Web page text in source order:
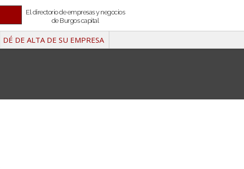
El directorio de empresas y negocios
de Burgos capital
DÉ DE ALTA DE SU EMPRESA